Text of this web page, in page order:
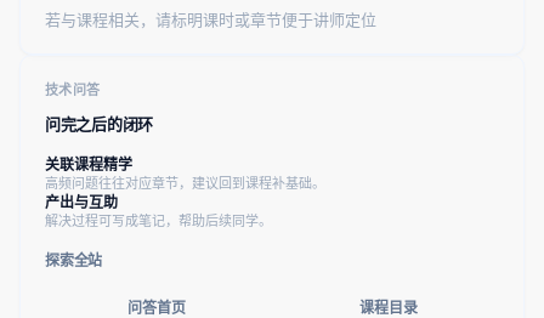
若与课程相关，请标明课时或章节便于讲师定位
技术问答
问完之后的闭环
关联课程精学
高频问题往往对应章节，建议回到课程补基础。
产出与互助
解决过程可写成笔记，帮助后续同学。
探索全站
问答首页 课程目录